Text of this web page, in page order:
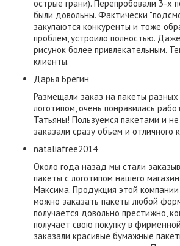
острые грани). Перепробовали 3-х
были довольны. Фактически
закупаются конкуренты и тоже
проблем, устроило полностью.
рисунок более привлекательным.
клиенты.
​Дарья Брегин
Размещали заказ на пакеты
логотипом, очень понравилась
Татьяны! Пользуемся пакетами и
заказали сразу объём и отличного
nataliafree2014
Около года назад мы стали
пакеты с логотипом нашего
Максима. Продукция этой
можно заказать пакеты любой
получается довольно престижно,
получает свою покупку в
заказали красивые бумажные